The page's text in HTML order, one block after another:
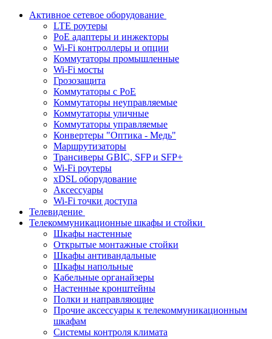
Активное сетевое оборудование
LTE роутеры
PoE адаптеры и инжекторы
Wi-Fi контроллеры и опции
Коммутаторы промышленные
Wi-Fi мосты
Грозозащита
Коммутаторы c PoE
Коммутаторы неуправляемые
Коммутаторы уличные
Коммутаторы управляемые
Конвертеры "Оптика - Медь"
Маршрутизаторы
Трансиверы GBIC, SFP и SFP+
Wi-Fi роутеры
xDSL оборудование
Аксессуары
Wi-Fi точки доступа
Телевидение
Телекоммуникационные шкафы и стойки
Шкафы настенные
Открытые монтажные стойки
Шкафы антивандальные
Шкафы напольные
Кабельные органайзеры
Настенные кронштейны
Полки и направляющие
Прочие аксессуары к телекоммуникационным
шкафам
Системы контроля климата